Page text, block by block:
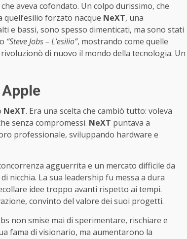
che aveva cofondato. Un colpo durissimo, che
forzato nacque NeXT, una
e bassi, sono spesso dimenticati, ma sono stati
“Steve Jobs – L’esilio”, mostrando come quelle
di nuovo il mondo della tecnologia. Un
NeXT. Era una scelta che cambiò tutto: voleva
senza compromessi. NeXT puntava a
professionale, sviluppando hardware e
agguerrita e un mercato difficile da
La sua leadership fu messa a dura
idee troppo avanti rispetto ai tempi.
convinto del valore dei suoi progetti.
non smise mai di sperimentare, rischiare e
fama di visionario, ma aumentarono la